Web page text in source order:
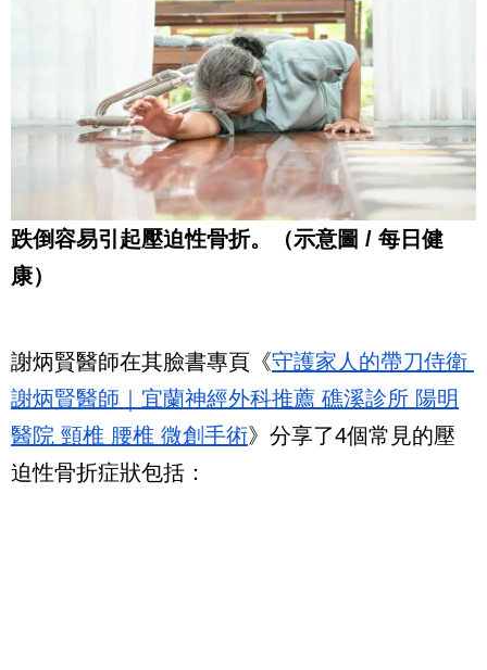
跌倒容易引起壓迫性骨折。（示意圖 / 每日健
康）
謝炳賢醫師在其臉書專頁《守護家人的帶刀侍衛
謝炳賢醫師｜宜蘭神經外科推薦 礁溪診所 陽明
醫院 頸椎 腰椎 微創手術》分享了4個常見的壓
迫性骨折症狀包括：